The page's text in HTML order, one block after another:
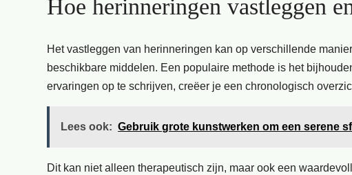
Hoe herinneringen vastleggen
Het vastleggen van herinneringen kan op verschillende
beschikbare middelen. Een populaire methode is het
ervaringen op te schrijven, creëer je een chronologisch
Lees ook: Gebruik grote kunstwerken om een serene
Dit kan niet alleen therapeutisch zijn, maar ook een